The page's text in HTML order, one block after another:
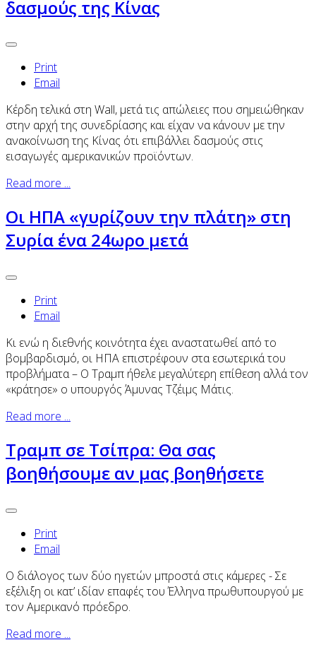
δασμούς της Κίνας
Print
Email
Κέρδη τελικά στη Wall, μετά τις απώλειες που σημειώθηκαν
στην αρχή της συνεδρίασης και είχαν να κάνουν με την
ανακοίνωση της Κίνας ότι επιβάλλει δασμούς στις
εισαγωγές αμερικανικών προϊόντων.
Read more ...
Οι ΗΠΑ «γυρίζουν την πλάτη» στη
Συρία ένα 24ωρο μετά
Print
Email
Κι ενώ η διεθνής κοινότητα έχει αναστατωθεί από το
βομβαρδισμό, οι ΗΠΑ επιστρέφουν στα εσωτερικά του
προβλήματα – Ο Τραμπ ήθελε μεγαλύτερη επίθεση αλλά τον
«κράτησε» ο υπουργός Άμυνας Τζέιμς Μάτις.
Read more ...
Τραμπ σε Τσίπρα: Θα σας
βοηθήσουμε αν μας βοηθήσετε
Print
Email
Ο διάλογος των δύο ηγετών μπροστά στις κάμερες - Σε
εξέλιξη οι κατ’ ιδίαν επαφές του Έλληνα πρωθυπουργού με
τον Αμερικανό πρόεδρο.
Read more ...